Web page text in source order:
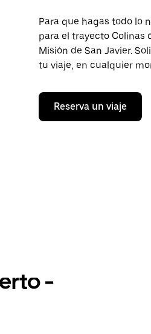
Para que hagas todo lo
para el trayecto Colinas
Misión de San Javier.
tu viaje, en cualquier
Reserva un viaje
-